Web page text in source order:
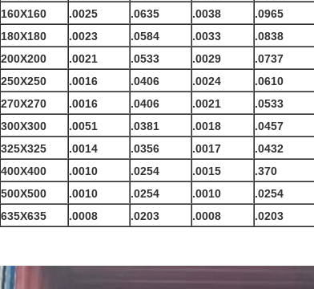
160X160
.0025 .0635 .0038
.0965
180X180
.0023 .0584 .0033
.0838
200X200
.0021 .0533 .0029
.0737
250X250
.0016 .0406 .0024
.0610
270X270
.0016 .0406 .0021
.0533
300X300
.0051 .0381 .0018
.0457
325X325
.0014 .0356 .0017
.0432
400X400
.0010 .0254 .0015
.370
500X500
.0010 .0254 .0010
.0254
635X635
.0008 .0203 .0008 .0203